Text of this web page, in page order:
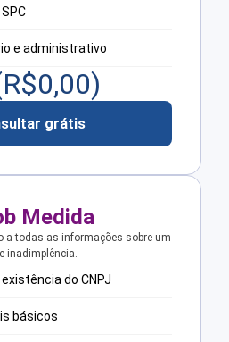
e administrativo
0,00)
grátis
Medida
a todas as informações sobre um
inadimplência.
do CNPJ
básicos